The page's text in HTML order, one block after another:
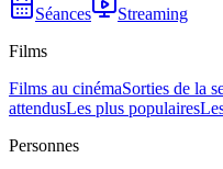
Séances
Streaming
Films
Films au cinémaSorties de la
attendusLes plus populaires
Personnes